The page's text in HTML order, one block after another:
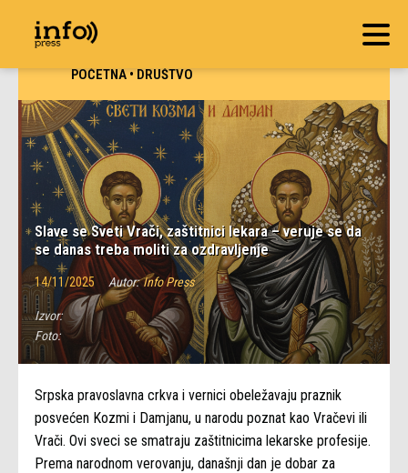
POČETNA•DRUŠTVO
Slave se Sveti Vrači, zaštitnici lekara – veruje se da
se danas treba moliti za ozdravljenje
14/11/2025 Autor: Info Press
Izvor:
Foto:
Srpska pravoslavna crkva i vernici obeležavaju praznik
posvećen Kozmi i Damjanu, u narodu poznat kao Vračevi ili
Vrači. Ovi sveci se smatraju zaštitnicima lekarske profesije.
Prema narodnom verovanju, današnji dan je dobar za